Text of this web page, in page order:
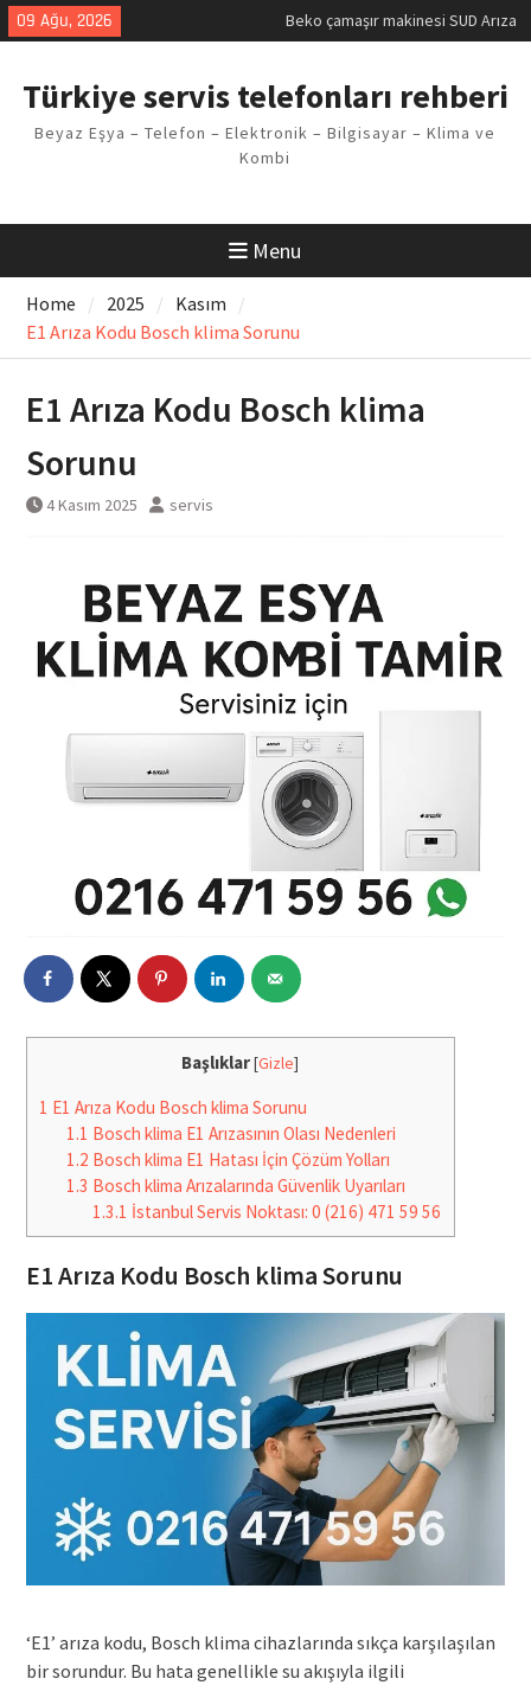
Skip
to
09 Ağu, 2026
Beko çamaşır makinesi SUD Arıza
Kodu
Kodu
Arızası Çözümü
E02 Arıza Kodu Regal kombi
Viessmann kombi F3 Hatası
Çözüm Yöntemleri
Türkiye servis telefonları rehberi
Beyaz Eşya – Telefon – Elektronik – Bilgisayar – Klima ve
Kombi
Menu
Home 2025
Kasım
E1 Arıza Kodu Bosch klima Sorunu
E1 Arıza Kodu Bosch klima
Sorunu
4 Kasım 2025 servis
Başlıklar[Gizle]
1 E1 Arıza Kodu Bosch klima Sorunu
1.1 Bosch klima E1 Arızasının Olası Nedenleri
1.2 Bosch klima E1 Hatası İçin Çözüm Yolları
1.3 Bosch klima Arızalarında Güvenlik Uyarıları
1.3.1 İstanbul Servis Noktası: 0 (216) 471 59 56
E1 Arıza Kodu Bosch klima Sorunu
‘E1’ arıza kodu, Bosch klima cihazlarında sıkça karşılaşılan
bir sorundur. Bu hata genellikle su akışıyla ilgili